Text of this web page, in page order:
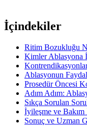
İçindekiler
Ritim Bozukluğu
Kimler Ablasyona
Ablasyonun
Prosedür Öncesi
Adım Adım:
Sıkça Sorulan
İyileşme ve Bakım
Sonuç ve Uzman